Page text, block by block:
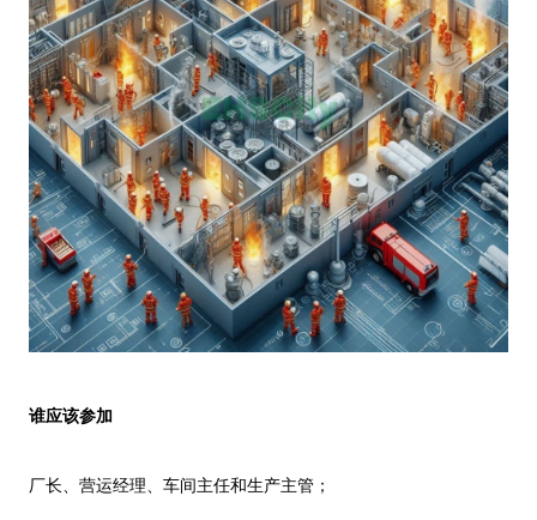
谁应该参加
厂长、营运经理、车间主任和生产主管；